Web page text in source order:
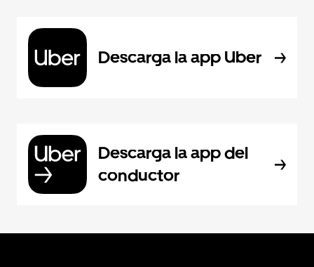
Descarga la app Uber
Descarga la app del
conductor